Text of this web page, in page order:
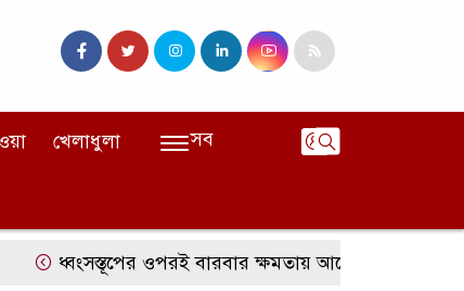
খেলাধুলা সব
ধ্বংসস্তূপের ওপরই বারবার ক্ষমতায় আসে বিএনপি: মির্জা